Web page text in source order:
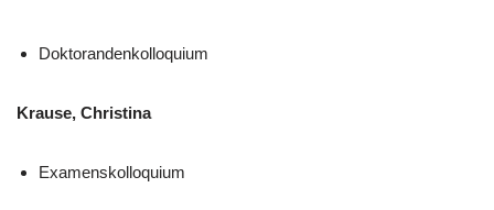
Doktorandenkolloquium
Krause, Christina
Examenskolloquium